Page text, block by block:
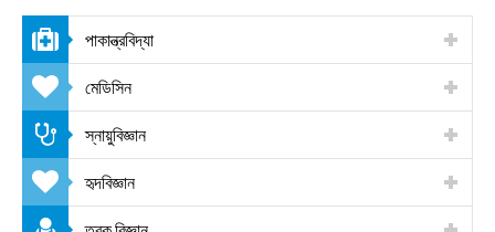
পাকান্ত্রবিদ্যা
মেডিসিন
স্নায়ুবিজ্ঞান
হৃদবিজ্ঞান